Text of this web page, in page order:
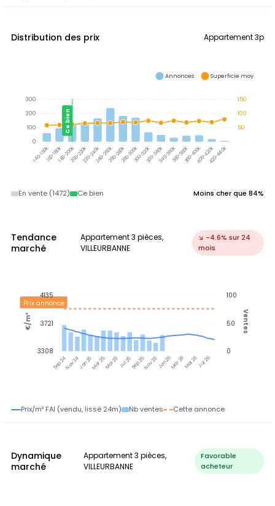
Distribution des prix Appartement 3p
140-160k160-180k180-200k200-220k220-240k240-260k260-280k280-300k300-320k320-340k340-360k360-380k380-400k400-420k420-440k
Ce bien
150
100
50
300
200
100
0
Annonces Superficie moy.
En vente (1472) Ce bien Moins cher que 84%
Tendance
marché
Appartement 3 pièces,
VILLEURBANNE
↘ -4.6% sur 24
mois
Sep 24Nov 24Jan 25Mar 25Mai 25Jul 25Sep 25Nov 25Jan 26Mar 26Mai 26Jul 26
Prix annonce
100
50
0
Ventes
4135
3721
3308
€/m²
Prix/m² FAI (vendu, lissé 24m) Nb ventes Cette annonce
Dynamique
marché
Appartement 3 pièces,
VILLEURBANNE
Favorable
acheteur